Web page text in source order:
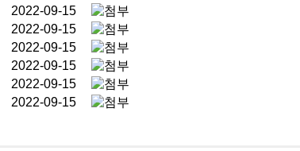
2022-09-15
2022-09-15
2022-09-15
2022-09-15
2022-09-15
2022-09-15